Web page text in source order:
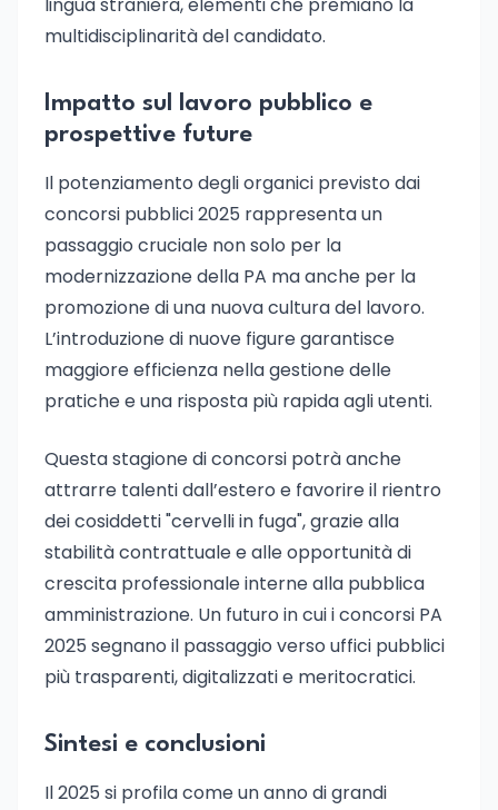
multidisciplinarità del candidato.
Impatto sul lavoro pubblico e
prospettive future
Il potenziamento degli organici previsto dai
concorsi pubblici 2025 rappresenta un
passaggio cruciale non solo per la
modernizzazione della PA ma anche per la
promozione di una nuova cultura del lavoro.
L’introduzione di nuove figure garantisce
maggiore efficienza nella gestione delle
pratiche e una risposta più rapida agli utenti.
Questa stagione di concorsi potrà anche
attrarre talenti dall’estero e favorire il rientro
dei cosiddetti "cervelli in fuga", grazie alla
stabilità contrattuale e alle opportunità di
crescita professionale interne alla pubblica
amministrazione. Un futuro in cui i concorsi PA
2025 segnano il passaggio verso uffici pubblici
più trasparenti, digitalizzati e meritocratici.
Sintesi e conclusioni
Il 2025 si profila come un anno di grandi